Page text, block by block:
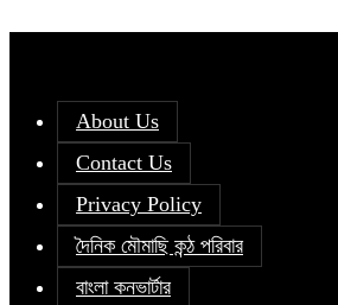
About Us
Contact Us
Privacy Policy
দৈনিক মৌমাছি কন্ঠ পরিবার
বাংলা কনভার্টার